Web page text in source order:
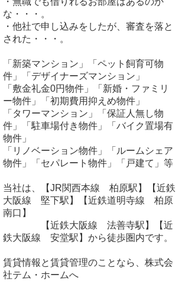
な・・・。
・他社で申し込みをしたが、審査を落と
された・・・。
「新築マンション」「ペット飼育可物
件」「デザイナーズマンション」
「敷金礼金0円物件」「新婚・ファミリ
ー物件」「初期費用抑えめ物件」
「タワーマンション」「保証人無し物
件」「駐車場付き物件」「バイク置場有
物件」
「リノベーション物件」「ルームシェア
物件」「セパレート物件」「戸建て」等
当社は、【JR関西本線 柏原駅】【近鉄
大阪線 堅下駅】【近鉄道明寺線 柏原
南口】
【近鉄大阪線 法善寺駅】【近
鉄大阪線 安堂駅】から徒歩圏内です。
賃貸情報と賃貸管理のことなら、株式会
社テム・ホームへ